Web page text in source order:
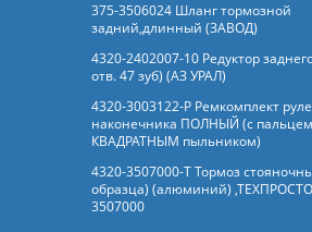
375-3506024 Шланг тормозной
задний,длинный (ЗАВОД)
4320-2402007-10 Редуктор
отв. 47 зуб) (АЗ УРАЛ)
4320-3003122-Р Ремкомплект
наконечника ПОЛНЫЙ (с
КВАДРАТНЫМ пыльником)
4320-3507000-Т Тормоз
образца) (алюминий)
3507000